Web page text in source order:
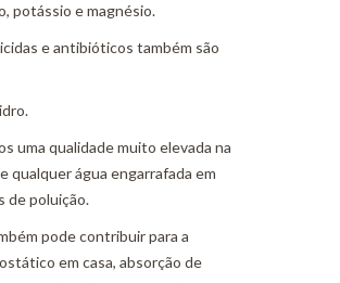
potássio e magnésio.
e antibióticos também são
uma qualidade muito elevada na
qualquer água engarrafada em
de poluição.
pode contribuir para a
em casa, absorção de